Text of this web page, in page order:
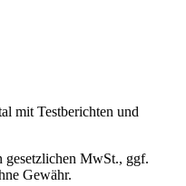
mit Testberichten und
gesetzlichen MwSt., ggf.
Gewähr.